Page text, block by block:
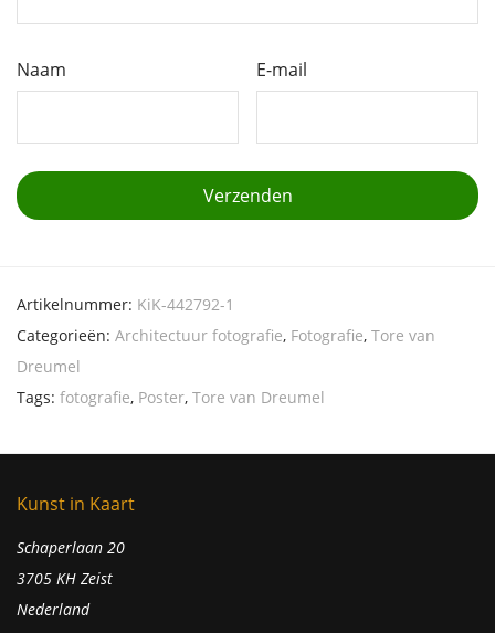
Naam E-mail
Artikelnummer: KiK-442792-1
Categorieën: Architectuur fotografie, Fotografie, Tore van
Dreumel
Tags: fotografie, Poster, Tore van Dreumel
Kunst in Kaart
Schaperlaan 20
3705 KH Zeist
Nederland